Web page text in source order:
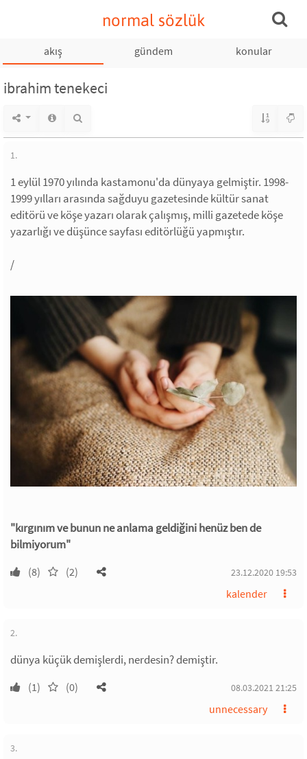
normal sözlük
akış gündem konular
ibrahim tenekeci
1.
1 eylül 1970 yılında kastamonu'da dünyaya gelmiştir. 1998-
1999 yılları arasında sağduyu gazetesinde kültür sanat
editörü ve köşe yazarı olarak çalışmış, milli gazetede köşe
yazarlığı ve düşünce sayfası editörlüğü yapmıştır.
/
"kırgınım ve bunun ne anlama geldiğini henüz ben de
bilmiyorum"
(8) (2) 23.12.2020 19:53
kalender
2.
dünya küçük demişlerdi, nerdesin? demiştir.
(1) (0) 08.03.2021 21:25
unnecessary
3.